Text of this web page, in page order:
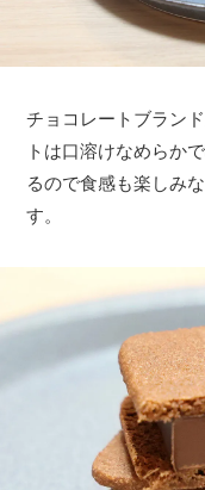
チョコレートブラン
トは口溶けなめらか
るので食感も楽しみ
す。